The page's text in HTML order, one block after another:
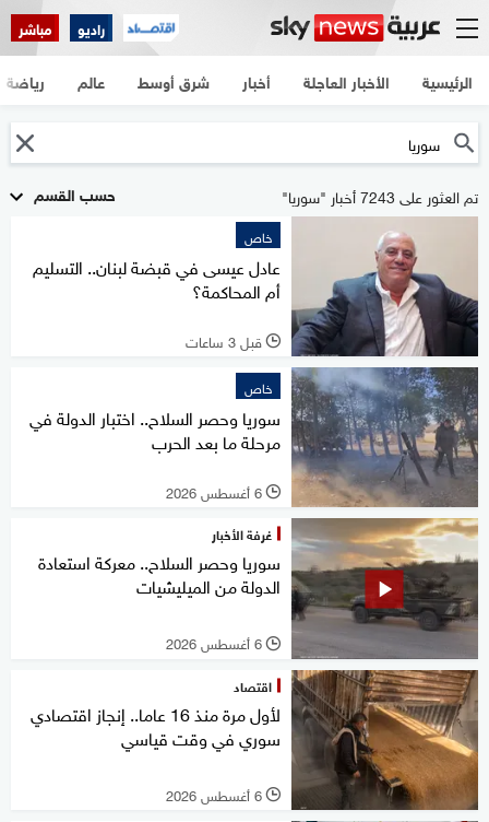
راديو مباشر
الرئيسية الأخبار العاجلة أخبار شرق أوسط عالم رياضة
حسب القسم تم العثور على 7243 أخبار "سوريا"
خاص
عادل عيسى في قبضة لبنان.. التسليم
أم المحاكمة؟
l قبل 3 ساعات
خاص
سوريا وحصر السلاح.. اختبار الدولة في
مرحلة ما بعد الحرب
l 6 أغسطس 2026
غرفة الأخبار
سوريا وحصر السلاح.. معركة استعادة
الدولة من الميليشيات
l 6 أغسطس 2026
اقتصاد
لأول مرة منذ 16 عاما.. إنجاز اقتصادي
سوري في وقت قياسي
l 6 أغسطس 2026